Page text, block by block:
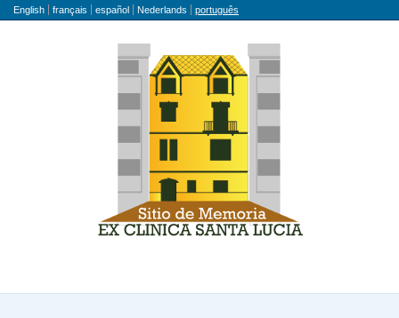
Idioma
English français español Nederlands português